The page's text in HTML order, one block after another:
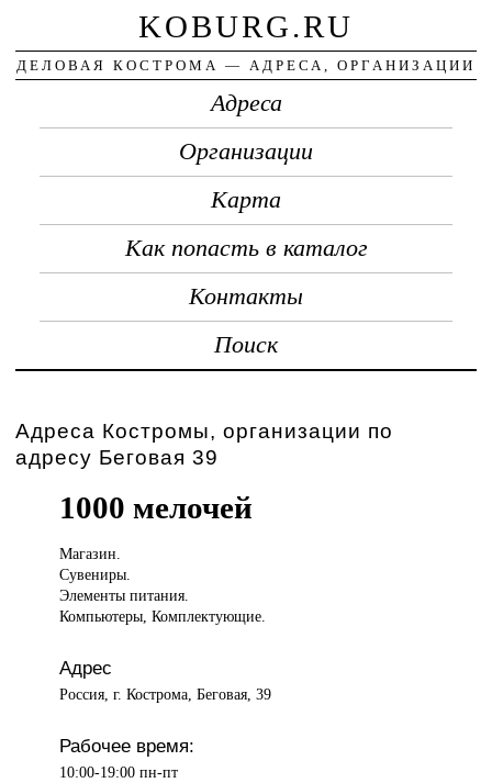
KOBURG.RU
ДЕЛОВАЯ КОСТРОМА — АДРЕСА, ОРГАНИЗАЦИИ
Адреса
Организации
Карта
Как попасть в каталог
Контакты
Поиск
Адреса Костромы, организации по
адресу Беговая 39
1000 мелочей
Магазин.
Сувениры.
Элементы питания.
Компьютеры, Комплектующие.
Адрес
Россия, г. Кострома, Беговая, 39
Рабочее время:
10:00-19:00 пн-пт